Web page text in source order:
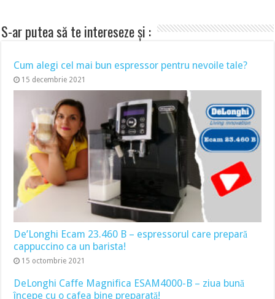
S-ar putea să te intereseze și :
Cum alegi cel mai bun espressor pentru nevoile tale?
15 decembrie 2021
De’Longhi Ecam 23.460 B – espressorul care prepară
cappuccino ca un barista!
15 octombrie 2021
DeLonghi Caffe Magnifica ESAM4000-B – ziua bună
începe cu o cafea bine preparată!